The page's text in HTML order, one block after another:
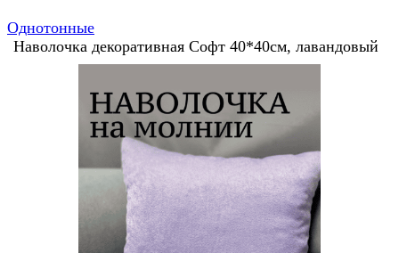
Однотонные
Наволочка декоративная Софт 40*40см, лавандовый